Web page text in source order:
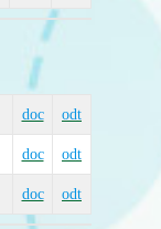
doc odt
doc odt
doc odt